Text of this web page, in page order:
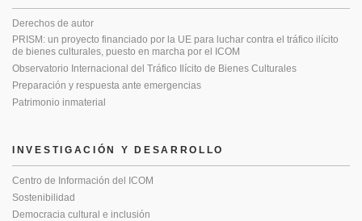
Derechos de autor
PRISM: un proyecto financiado por la UE para luchar contra el tráfico ilícito
de bienes culturales, puesto en marcha por el ICOM
Observatorio Internacional del Tráfico Ilícito de Bienes Culturales
Preparación y respuesta ante emergencias
Patrimonio inmaterial
INVESTIGACIÓN Y DESARROLLO
Centro de Información del ICOM
Sostenibilidad
Democracia cultural e inclusión